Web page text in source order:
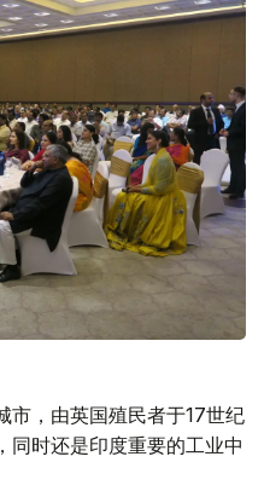
市，由英国殖民者于17世纪
同时还是印度重要的工业中